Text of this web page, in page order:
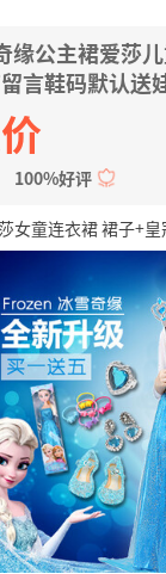
缘公主裙爱莎
言鞋码默认送
100%好评
女童连衣裙 裙子+